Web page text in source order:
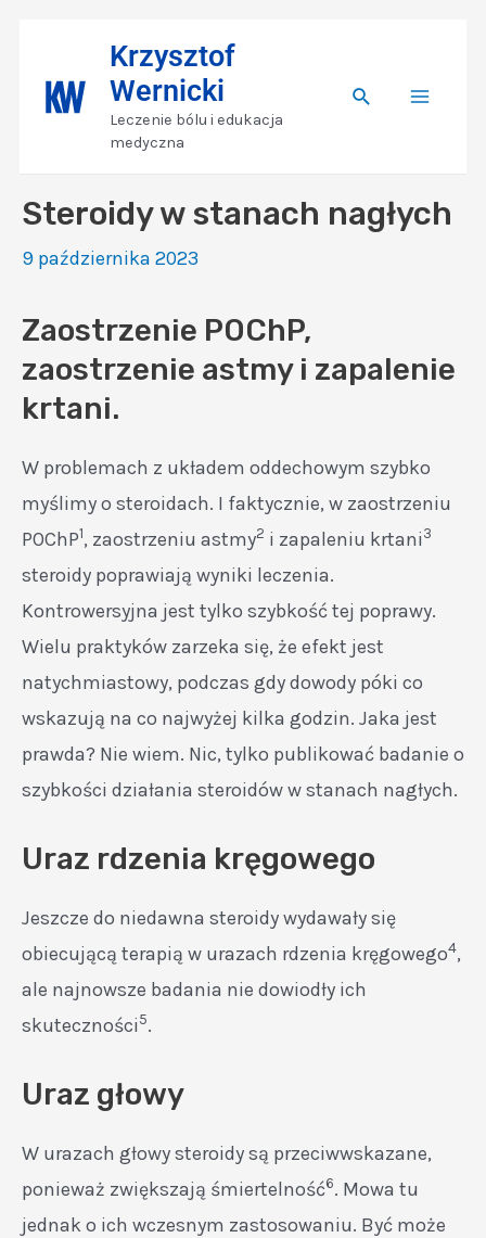
content
Krzysztof
Wernicki
Leczenie bólu i edukacja
medyczna
SearchMenu
Steroidy w stanach nagłych
9 października 2023
Zaostrzenie POChP,
zaostrzenie astmy i zapalenie
krtani.
W problemach z układem oddechowym szybko
myślimy o steroidach. I faktycznie, w zaostrzeniu
POChP1, zaostrzeniu astmy2 i zapaleniu krtani 3
steroidy poprawiają wyniki leczenia.
Kontrowersyjna jest tylko szybkość tej poprawy.
Wielu praktyków zarzeka się, że efekt jest
natychmiastowy, podczas gdy dowody póki co
wskazują na co najwyżej kilka godzin. Jaka jest
prawda? Nie wiem. Nic, tylko publikować badanie o
szybkości działania steroidów w stanach nagłych.
Uraz rdzenia kręgowego
Jeszcze do niedawna steroidy wydawały się
obiecującą terapią w urazach rdzenia kręgowego4,
ale najnowsze badania nie dowiodły ich
skuteczności 5.
Uraz głowy
W urazach głowy steroidy są przeciwwskazane,
ponieważ zwiększają śmiertelność6. Mowa tu
jednak o ich wczesnym zastosowaniu. Być może